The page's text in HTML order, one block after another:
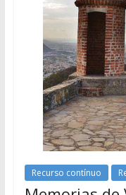
Recurso contínuo